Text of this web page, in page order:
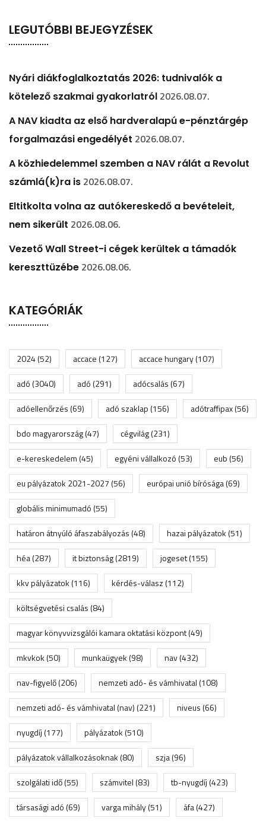
LEGUTÓBBI BEJEGYZÉSEK
Nyári diákfoglalkoztatás 2026: tudnivalók a
kötelező szakmai gyakorlatról 2026.08.07.
A NAV kiadta az első hardveralapú e-pénztárgép
forgalmazási engedélyét 2026.08.07.
A közhiedelemmel szemben a NAV rálát a Revolut
számlá(k)ra is 2026.08.07.
Eltitkolta volna az autókereskedő a bevételeit,
nem sikerült 2026.08.06.
Vezető Wall Street-i cégek kerültek a támadók
kereszttüzébe 2026.08.06.
KATEGÓRIÁK
2024(52) accace(127) accace hungary(107)
adó(3040) adó(291) adócsalás(67)
adóellenőrzés(69) adó szaklap(156) adótraffipax(56)
bdo magyarország(47) cégvilág(231)
e-kereskedelem(45) egyéni vállalkozó(53) eub(56)
eu pályázatok 2021-2027(56) európai unió bírósága(69)
globális minimumadó(55)
határon átnyúló áfaszabályozás(48) hazai pályázatok(51)
héa(287) it biztonság(2819) jogeset(155)
kkv pályázatok(116) kérdés-válasz(112)
költségvetési csalás(84)
magyar könyvvizsgálói kamara oktatási központ(49)
mkvkok(50) munkaügyek(98) nav(432)
nav-figyelő(206) nemzeti adó- és vámhivatal(108)
nemzeti adó- és vámhivatal (nav)(221) niveus(66)
nyugdíj(177) pályázatok(510)
pályázatok vállalkozásoknak(80) szja(96)
szolgálati idő(55) számvitel(83) tb-nyugdíj(423)
társasági adó(69) varga mihály(51) áfa(427)